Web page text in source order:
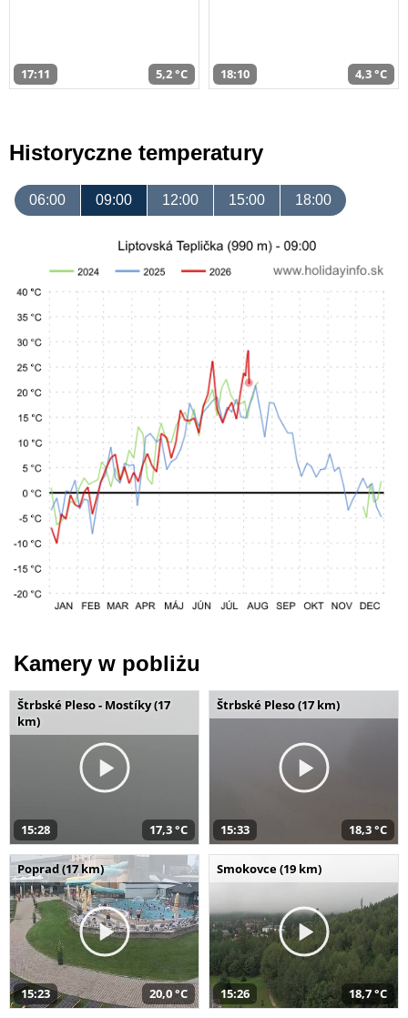
17:11 5,2 °C 18:10 4,3 °C
Historyczne temperatury
06:00 09:00 12:00 15:00 18:00
Kamery w pobliżu
Štrbské Pleso - Mostíky (17
km)
15:28 17,3 °C
Štrbské Pleso (17 km)
15:33 18,3 °C
Poprad (17 km)
15:23 20,0 °C
Smokovce (19 km)
15:26 18,7 °C